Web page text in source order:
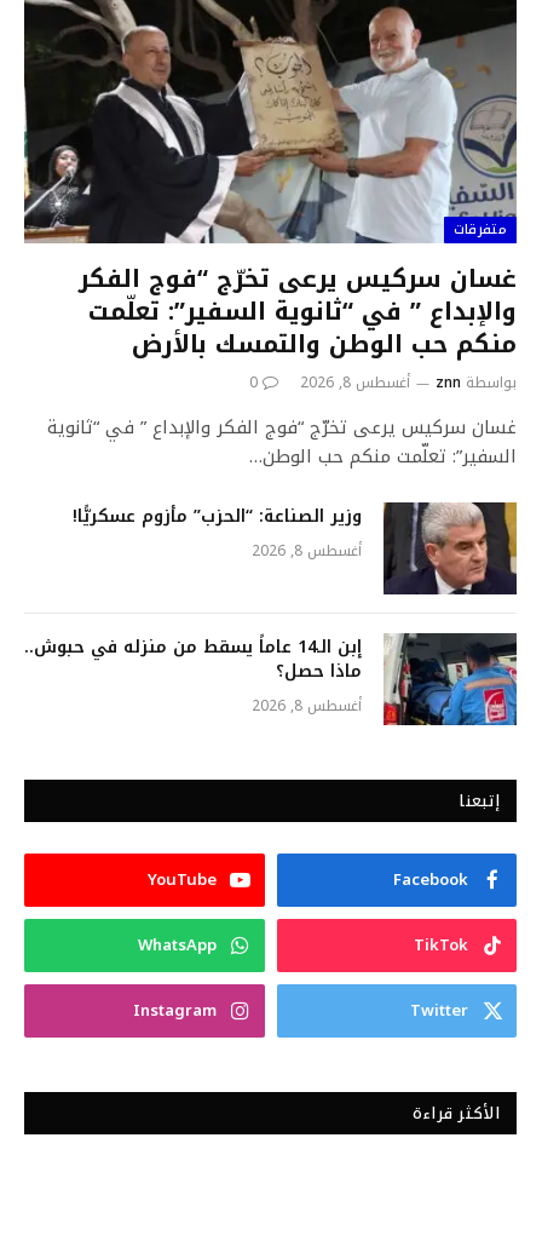
متفرقات
غسان سركيس يرعى تخرّج “فوج الفكر
والإبداع ” في “ثانوية السفير”: تعلّمت
منكم حب الوطن والتمسك بالأرض
بواسطة znn أغسطس 8, 2026 0
غسان سركيس يرعى تخرّج “فوج الفكر والإبداع ” في “ثانوية
السفير”: تعلّمت منكم حب الوطن…
وزير الصناعة: “الحزب” مأزوم عسكريًّا!
أغسطس 8, 2026
إبن الـ14 عاماً يسقط من منزله في حبوش..
ماذا حصل؟
أغسطس 8, 2026
إتبعنا
Facebook
YouTube
TikTok
WhatsApp
Twitter
Instagram
الأكثر قراءة